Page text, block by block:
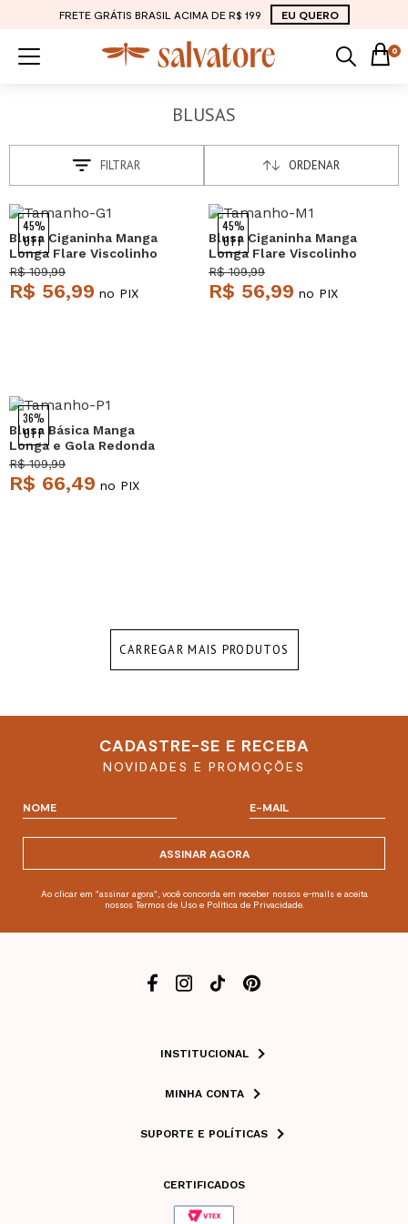
FRETE GRÁTIS BRASIL ACIMA DE R$ 199 EU QUERO
0
BLUSAS
FILTRAR ORDENAR
45%
OFF
Blusa Ciganinha Manga
Longa Flare Viscolinho
Preto Salvatore
R$ 109,99
R$ 56,99 no PIX
45%
OFF
Blusa Ciganinha Manga
Longa Flare Viscolinho
Vinho Salvatore
R$ 109,99
R$ 56,99 no PIX
36%
OFF
Blusa Básica Manga
Longa e Gola Redonda
Malha Vinho Salvatore
R$ 109,99
R$ 66,49 no PIX
CARREGAR MAIS PRODUTOS
CADASTRE-SE E RECEBA
NOVIDADES E PROMOÇÕES
ASSINAR AGORA
Ao clicar em "assinar agora", você concorda em receber nossos e-mails e aceita
nossos Termos de Uso e Política de Privacidade.
INSTITUCIONAL
MINHA CONTA
SUPORTE E POLÍTICAS
CERTIFICADOS